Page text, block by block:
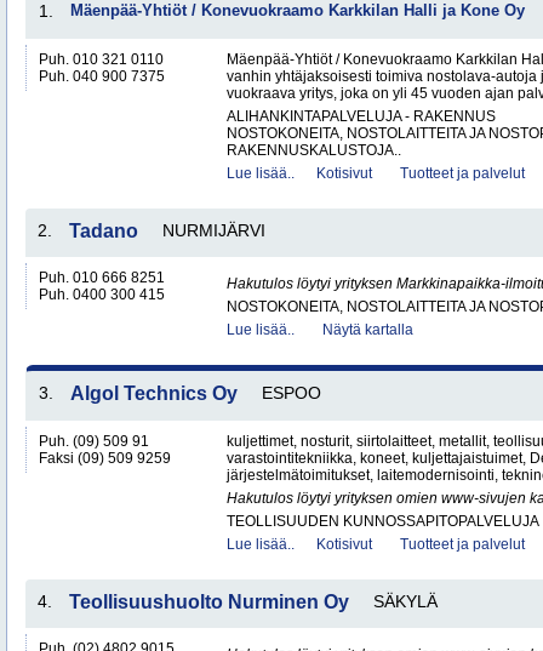
1. Mäenpää-Yhtiöt / Konevuokraamo Karkkilan Halli ja Kone Oy
Puh. 010 321 0110
Puh. 040 900 7375
Mäenpää-Yhtiöt / Konevuokraamo Karkkilan
vanhin yhtäjaksoisesti toimiva nostolava-autoja
vuokraava yritys, joka on yli 45 vuoden ajan
ALIHANKINTAPALVELUJA - RAKENNUS
NOSTOKONEITA, NOSTOLAITTEITA JA
RAKENNUSKALUSTOJA..
Lue lisää..
Kotisivut Tuotteet ja palvelut
2. Tadano NURMIJÄRVI
Puh. 010 666 8251
Puh. 0400 300 415
Hakutulos löytyi yrityksen Markkinapaikka-
NOSTOKONEITA, NOSTOLAITTEITA JA
Lue lisää..
Näytä kartalla
3. Algol Technics Oy ESPOO
Puh. (09) 509 91
Faksi (09) 509 9259
kuljettimet, nosturit, siirtolaitteet, metallit,
varastointitekniikka, koneet, kuljettajaistuimet,
järjestelmätoimitukset, laitemodernisointi,
Hakutulos löytyi yrityksen omien www-sivujen
TEOLLISUUDEN KUNNOSSAPITOPALVELUJA
Lue lisää..
Kotisivut Tuotteet ja palvelut
4. Teollisuushuolto Nurminen Oy SÄKYLÄ